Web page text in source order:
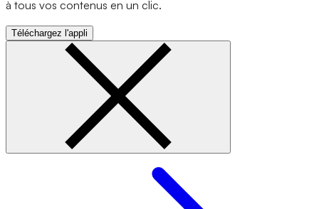
à tous vos contenus en un clic.
Téléchargez l'appli